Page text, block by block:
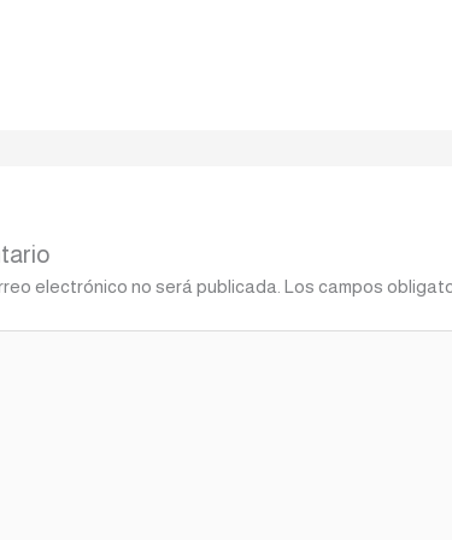
electrónico no será publicada. Los campos